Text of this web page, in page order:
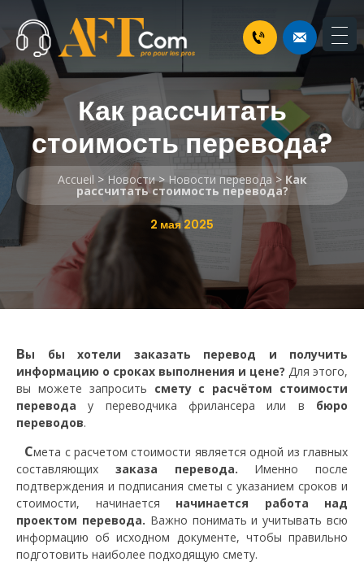
Как рассчитать
стоимость перевода?
Accueil > Новости> Новости перевода> Как
рассчитать стоимость перевода?
2 мая 2025
Вы бы хотели заказать перевод и получить
информацию о сроках выполнения и цене? Для этого,
вы можете запросить смету с расчётом стоимости
перевода у переводчика фрилансера или в бюро
переводов.
Смета с расчетом стоимости является одной из главных
составляющих заказа перевода. Именно после
подтверждения и подписания сметы с указанием сроков и
стоимости, начинается начинается работа над
проектом перевода. Важно понимать и учитывать всю
информацию об исходном документе, чтобы правильно
подготовить наиболее подходящую смету.